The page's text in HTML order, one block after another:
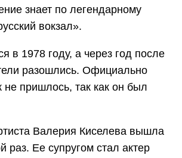
знает по легендарному
вокзал».
в 1978 году, а через год после
разошлись. Официально
не пришлось, так как он был
Валерия Киселева вышла
раз. Ее супругом стал актер